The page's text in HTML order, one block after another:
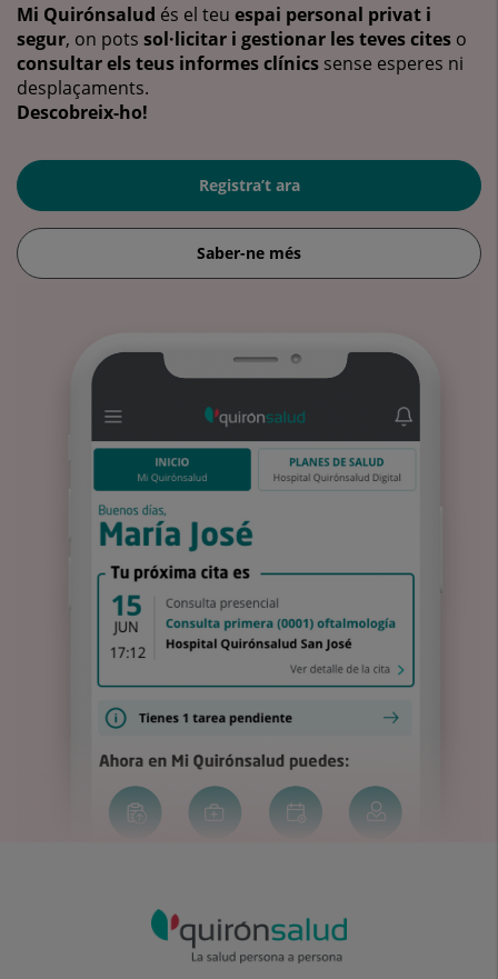
Mi Quirónsalud és el teu espai personal privat i
segur, on pots sol·licitar i gestionar les teves cites o
consultar els teus informes clínics sense esperes ni
desplaçaments.
Descobreix-ho!
Registra’t ara
Saber-ne més